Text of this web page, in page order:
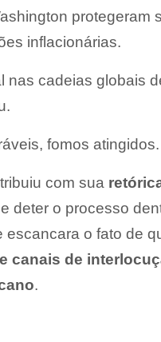
protegeram
inflacionárias.
nas cadeias globais
fomos atingidos.
com sua
deter o processo
o fato de
canais de
.